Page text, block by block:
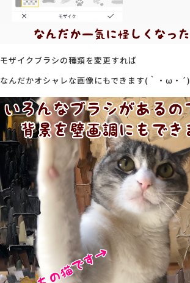
モザイクブラシの種類を変更すれば
なんだかオシャレな画像にもできます(｀・ω・´)